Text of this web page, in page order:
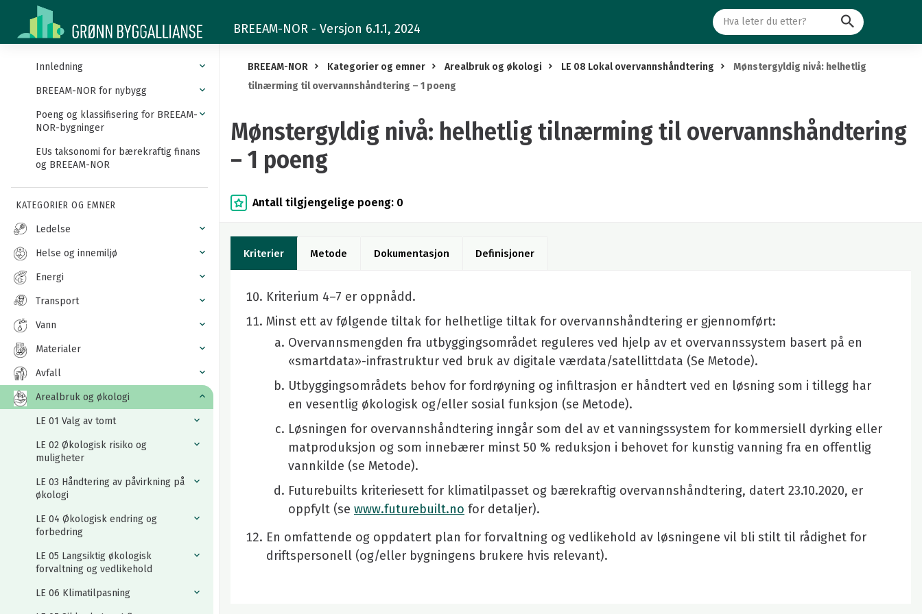
Mønstergyldig
nivå:
helhetlig
tilnærming
overvannshåndtering
poeng
BREEAM-NOR - Versjon 6.1.1, 2024 Søk
Innledning
BREEAM-NOR for nybygg
Poeng og klassifisering for BREEAM-
NOR-bygninger
EUs taksonomi for bærekraftig finans
og BREEAM-NOR
KATEGORIER OG EMNER
Ledelse
Helse og innemiljø
Energi
Transport
Vann
Materialer
Avfall
Arealbruk og økologi
LE 01 Valg av tomt
LE 02 Økologisk risiko og
muligheter
LE 03 Håndtering av påvirkning på
økologi
LE 04 Økologisk endring og
forbedring
LE 05 Langsiktig økologisk
forvaltning og vedlikehold
LE 06 Klimatilpasning
BREEAM-NOR Kategorier og emner Arealbruk og økologi LE 08 Lokal overvannshåndtering
Mønstergyldig nivå: helhetlig
tilnærming til overvannshåndtering – 1 poeng
Mønstergyldig nivå: helhetlig tilnærming til overvannshåndtering
– 1 poeng
Antall tilgjengelige poeng: 0
Kriterier Metode Dokumentasjon Definisjoner
Kriterium 4–7 er oppnådd.
Minst ett av følgende tiltak for helhetlige tiltak for overvannshåndtering er gjennomført:
Overvannsmengden fra utbyggingsområdet reguleres ved hjelp av et overvannssystem basert på en
«smartdata»-infrastruktur ved bruk av digitale værdata/satellittdata (Se Metode).
Utbyggingsområdets behov for fordrøyning og infiltrasjon er håndtert ved en løsning som i tillegg har
en vesentlig økologisk og/eller sosial funksjon (se Metode).
Løsningen for overvannshåndtering inngår som del av et vanningssystem for kommersiell dyrking eller
matproduksjon og som innebærer minst 50 % reduksjon i behovet for kunstig vanning fra en offentlig
vannkilde (se Metode).
Futurebuilts kriteriesett for klimatilpasset og bærekraftig overvannshåndtering, datert 23.10.2020, er
oppfylt (se www.futurebuilt.no for detaljer).
En omfattende og oppdatert plan for forvaltning og vedlikehold av løsningene vil bli stilt til rådighet for
driftspersonell (og/eller bygningens brukere hvis relevant).